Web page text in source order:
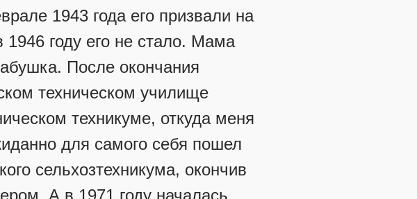
1943 года его призвали на
году его не стало. Мама
После окончания
техническом училище
техникуме, откуда меня
для самого себя пошел
сельхозтехникума, окончив
А в 1971 году началась